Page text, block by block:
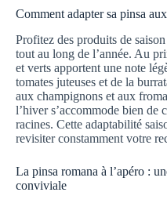
Comment adapter sa pinsa
Profitez des produits de
tout au long de l’année. Au
et verts apportent une note
tomates juteuses et de la
aux champignons et aux
l’hiver s’accommode bien de
racines. Cette adaptabilité
revisiter constamment votre
La pinsa romana à l’apéro :
conviviale